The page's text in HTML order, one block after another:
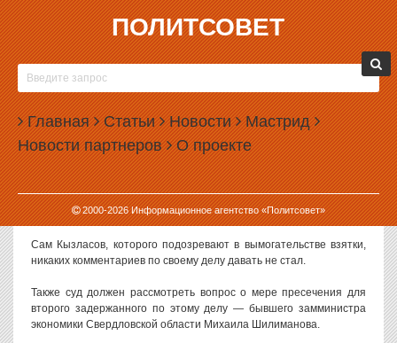
ПОЛИТСОВЕТ
Главная Статьи Новости Мастрид
Новости партнеров О проекте
2000-2026Информационное агентство «Политсовет»
19.02.2020, 17:28
ДИРЕКТОРА «ТИТАНОВОЙ ДОЛИНЫ»
ОТПРАВИЛИ В СИЗО
Ленинский суд Екатеринбурга отправил гендиректора
«Титановой долины» Артемия Кызласова на два месяца в СИЗО.
Вопрос о мере пресечения Кызласову суд рассматривал в
закрытом режиме. Гендиректор «Титановой долины» помещен
под стражу до 17 апреля 2020 года.
Сам Кызласов, которого подозревают в вымогательстве взятки,
никаких комментариев по своему делу давать не стал.
Также суд должен рассмотреть вопрос о мере пресечения для
второго задержанного по этому делу — бывшего замминистра
экономики Свердловской области Михаила Шилиманова.